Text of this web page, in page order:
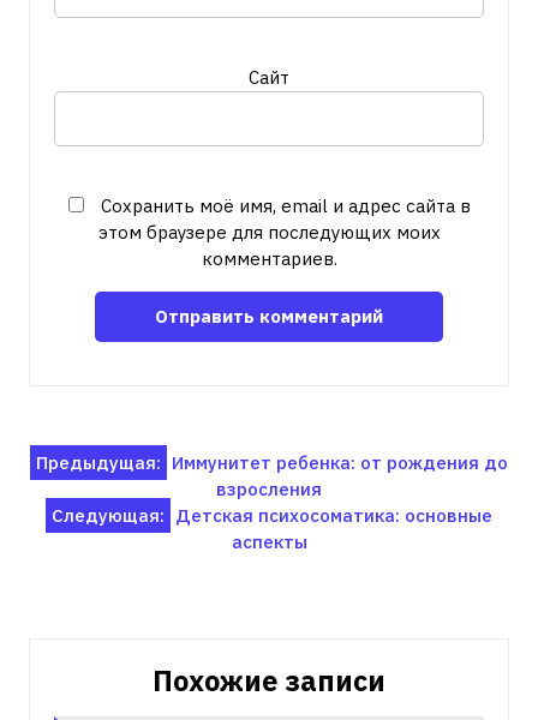
Сайт
Сохранить моё имя, email и адрес сайта в
этом браузере для последующих моих
комментариев.
Навигация
по
записям
Предыдущая: Иммунитет ребенка: от рождения до
взросления
Следующая: Детская психосоматика: основные
аспекты
Похожие записи